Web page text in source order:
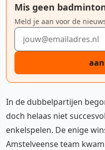
Mis geen
Meld je aan voor de
E-mailadres
In de dubbelpartijen
doch helaas niet
enkelspelen. De enige
Amstelveense team